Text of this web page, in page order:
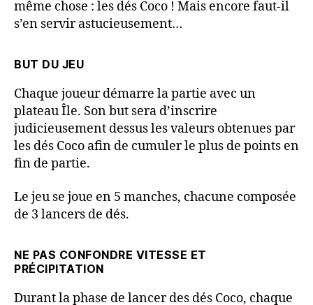
même chose : les dés Coco ! Mais encore faut-il
s’en servir astucieusement…
BUT DU JEU
Chaque joueur démarre la partie avec un
plateau Île. Son but sera d’inscrire
judicieusement dessus les valeurs obtenues par
les dés Coco afin de cumuler le plus de points en
fin de partie.
Le jeu se joue en 5 manches, chacune composée
de 3 lancers de dés.
NE PAS CONFONDRE VITESSE ET
PRÉCIPITATION
Durant la phase de lancer des dés Coco, chaque